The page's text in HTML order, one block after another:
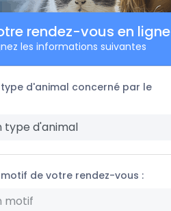
rendez-vous en ligne
les informations suivantes
type d'animal concerné par le
type d'animal
de votre rendez-vous :
motif